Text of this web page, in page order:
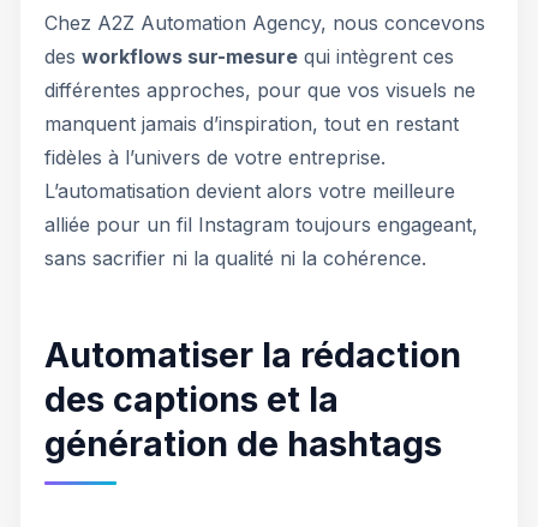
Chez A2Z Automation Agency, nous concevons
des workflows sur-mesure qui intègrent ces
différentes approches, pour que vos visuels ne
manquent jamais d’inspiration, tout en restant
fidèles à l’univers de votre entreprise.
L’automatisation devient alors votre meilleure
alliée pour un fil Instagram toujours engageant,
sans sacrifier ni la qualité ni la cohérence.
Automatiser la rédaction
des captions et la
génération de hashtags